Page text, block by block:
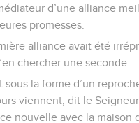
d’une alliance
promesses.
alliance avait été
chercher une seconde.
sous la forme d’un
viennent, dit le
nouvelle avec la maison